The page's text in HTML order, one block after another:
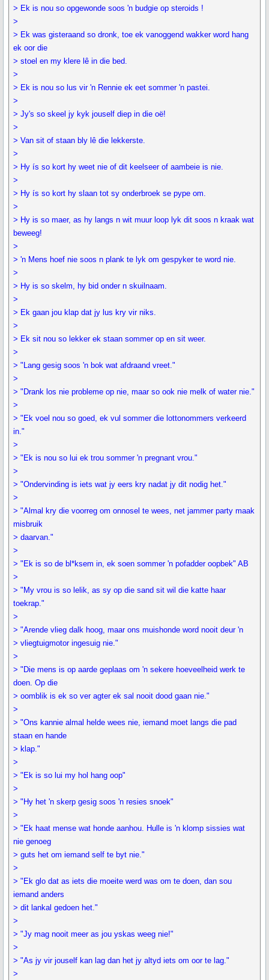
> Ek is nou so opgewonde soos 'n budgie op steroids !
>
> Ek was gisteraand so dronk, toe ek vanoggend wakker word hang
ek oor die
> stoel en my klere lê in die bed.
>
> Ek is nou so lus vir 'n Rennie ek eet sommer 'n pastei.
>
> Jy's so skeel jy kyk jouself diep in die oë!
>
> Van sit of staan bly lê die lekkerste.
>
> Hy ís so kort hy weet nie of dit keelseer of aambeie is nie.
>
> Hy ís so kort hy slaan tot sy onderbroek se pype om.
>
> Hy is so maer, as hy langs n wit muur loop lyk dit soos n kraak wat
beweeg!
>
> 'n Mens hoef nie soos n plank te lyk om gespyker te word nie.
>
> Hy is so skelm, hy bid onder n skuilnaam.
>
> Ek gaan jou klap dat jy lus kry vir niks.
>
> Ek sit nou so lekker ek staan sommer op en sit weer.
>
> "Lang gesig soos 'n bok wat afdraand vreet."
>
> "Drank los nie probleme op nie, maar so ook nie melk of water nie."
>
> "Ek voel nou so goed, ek vul sommer die lottonommers verkeerd
in."
>
> "Ek is nou so lui ek trou sommer 'n pregnant vrou."
>
> "Ondervinding is iets wat jy eers kry nadat jy dit nodig het."
>
> "Almal kry die voorreg om onnosel te wees, net jammer party maak
misbruik
> daarvan."
>
> "Ek is so de bl*ksem in, ek soen sommer 'n pofadder oopbek" AB
>
> "My vrou is so lelik, as sy op die sand sit wil die katte haar
toekrap."
>
> "Arende vlieg dalk hoog, maar ons muishonde word nooit deur 'n
> vliegtuigmotor ingesuig nie."
>
> "Die mens is op aarde geplaas om 'n sekere hoeveelheid werk te
doen. Op die
> oomblik is ek so ver agter ek sal nooit dood gaan nie."
>
> "Ons kannie almal helde wees nie, iemand moet langs die pad
staan en hande
> klap."
>
> "Ek is so lui my hol hang oop"
>
> "Hy het 'n skerp gesig soos 'n resies snoek"
>
> "Ek haat mense wat honde aanhou. Hulle is 'n klomp sissies wat
nie genoeg
> guts het om iemand self te byt nie."
>
> "Ek glo dat as iets die moeite werd was om te doen, dan sou
iemand anders
> dit lankal gedoen het."
>
> "Jy mag nooit meer as jou yskas weeg nie!"
>
> "As jy vir jouself kan lag dan het jy altyd iets om oor te lag."
>